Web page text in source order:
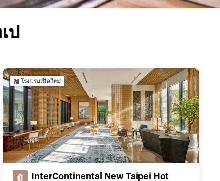
ป
โรงแรมเปิดใหม่
InterContinental New Taipei Hot